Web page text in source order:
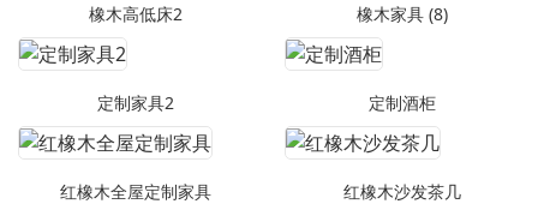
橡木高低床2 橡木家具 (8)
定制家具2 定制酒柜
红橡木全屋定制家具 红橡木沙发茶几